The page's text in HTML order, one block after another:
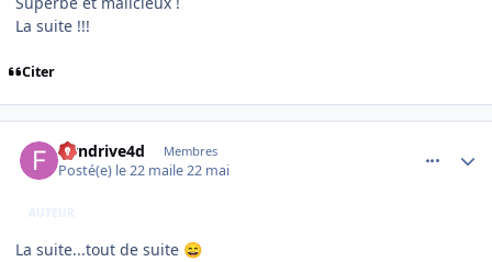
La suite !!!
Citer
flyndrive4d Membres
Posté(e) le 22 maile 22 mai
AUTEUR
La suite...tout de suite 😄